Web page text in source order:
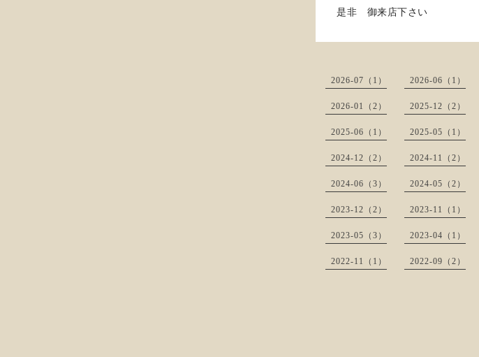
是非 御来店下さい
2026-07（1） 2026-06（1）
2026-01（2） 2025-12（2）
2025-06（1） 2025-05（1）
2024-12（2） 2024-11（2）
2024-06（3） 2024-05（2）
2023-12（2） 2023-11（1）
2023-05（3） 2023-04（1）
2022-11（1） 2022-09（2）